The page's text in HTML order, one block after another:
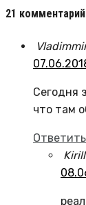
21 комментарий
Сегодня
что там
Ответить